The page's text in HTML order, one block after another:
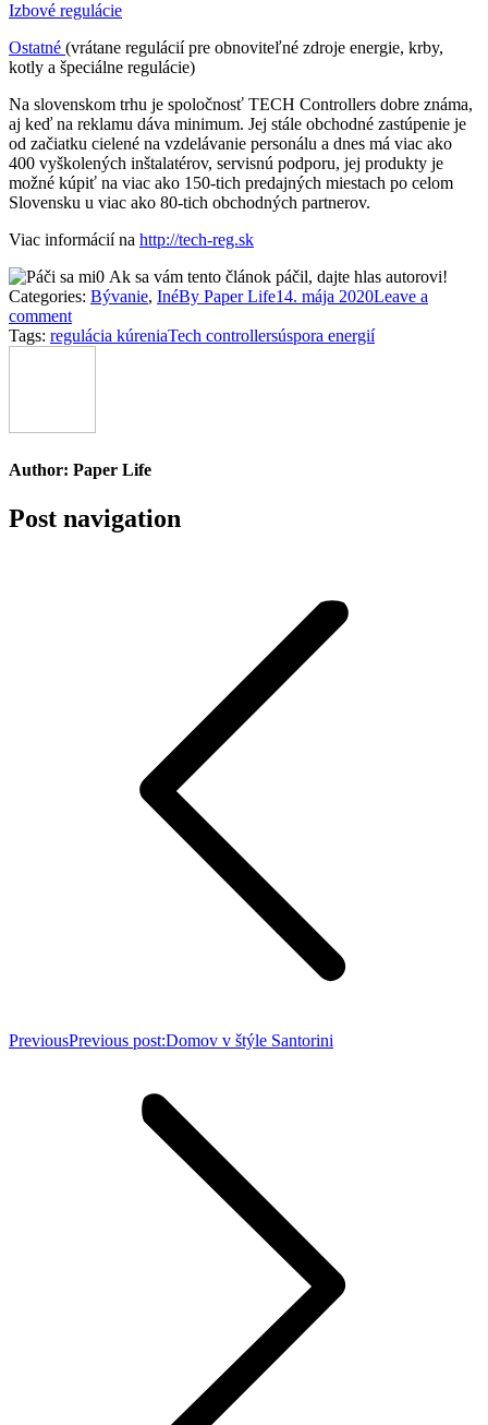
Izbové regulácie
Ostatné (vrátane regulácií pre obnoviteľné zdroje energie, krby,
kotly a špeciálne regulácie)
Na slovenskom trhu je spoločnosť TECH Controllers dobre známa,
aj keď na reklamu dáva minimum. Jej stále obchodné zastúpenie je
od začiatku cielené na vzdelávanie personálu a dnes má viac ako
400 vyškolených inštalatérov, servisnú podporu, jej produkty je
možné kúpiť na viac ako 150-tich predajných miestach po celom
Slovensku u viac ako 80-tich obchodných partnerov.
Viac informácií na http://tech-reg.sk
0 Ak sa vám tento článok páčil, dajte hlas autorovi!
Categories: Bývanie, InéBy Paper Life14. mája 2020Leave a
comment
Tags: regulácia kúreniaTech controllersúspora energií
Author: Paper Life
Post navigation
PreviousPrevious post:Domov v štýle Santorini